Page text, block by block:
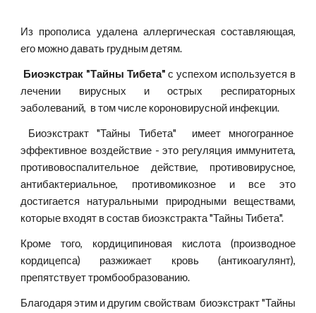
Из прополиса удалена аллергическая составляющая,
его можно давать грудным детям.
Биоэкстрак "Тайны Тибета" с успехом используется в
лечении вирусных и острых респираторных
эаболеваний, в том числе короновирусной инфекции.
Биоэкстракт "Тайны Тибета" имеет многогранное
эффективное воздействие - это регуляция иммунитета,
противовоспалительное действие, противовирусное,
антибактериальное, противомикозное и все это
достигается натуральными природными веществами,
которые входят в состав биоэкстракта "Тайны Тибета".
Кроме того, кордиципиновая кислота (производное
кордицепса) разжижает кровь (антикоагулянт),
препятствует тромбообразованию.
Благодаря этим и другим свойствам биоэкстракт "Тайны